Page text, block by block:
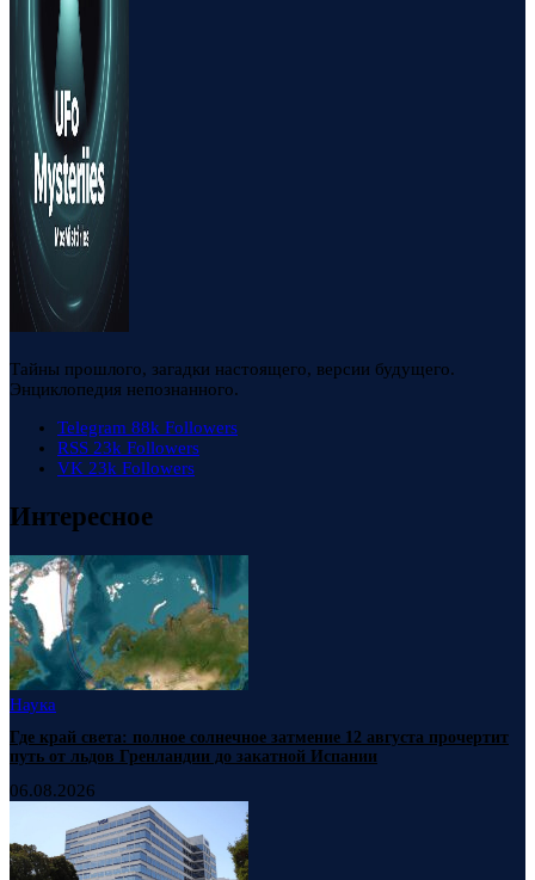
Тайны прошлого, загадки настоящего, версии будущего.
Энциклопедия непознанного.
Telegram 88k Followers
RSS 23k Followers
VK 23k Followers
Интересное
Наука
Где край света: полное солнечное затмение 12 августа прочертит
путь от льдов Гренландии до закатной Испании
06.08.2026